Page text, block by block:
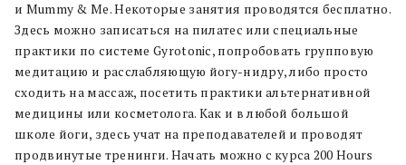
и Mummy & Me. Некоторые занятия проводятся бесплатно.
Здесь можно записаться на пилатес или специальные
практики по системе Gyrotonic, попробовать групповую
медитацию и расслабляющую йогу-нидру, либо просто
сходить на массаж, посетить практики альтернативной
медицины или косметолога. Как и в любой большой
школе йоги, здесь учат на преподавателей и проводят
продвинутые тренинги. Начать можно с курса 200 Hours